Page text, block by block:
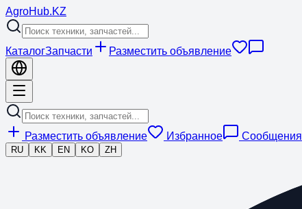
AgroHub.KZ
КаталогЗапчасти Разместить объявление
Разместить объявление Избранное Сообщения
RU KK EN KO ZH